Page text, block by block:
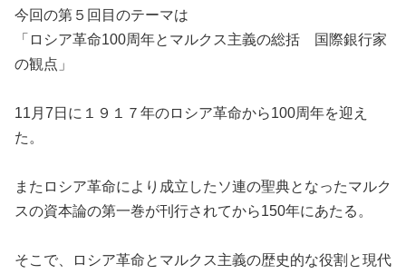
今回の第５回目のテーマは
「ロシア革命100周年とマルクス主義の総括 国際銀行家
の観点」
11月7日に１９１７年のロシア革命から100周年を迎え
た。
またロシア革命により成立したソ連の聖典となったマルク
スの資本論の第一巻が刊行されてから150年にあたる。
そこで、ロシア革命とマルクス主義の歴史的な役割と現代